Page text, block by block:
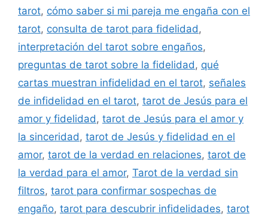
tarot, cómo saber si mi pareja me engaña con el
tarot, consulta de tarot para fidelidad,
interpretación del tarot sobre engaños,
preguntas de tarot sobre la fidelidad, qué
cartas muestran infidelidad en el tarot, señales
de infidelidad en el tarot, tarot de Jesús para el
amor y fidelidad, tarot de Jesús para el amor y
la sinceridad, tarot de Jesús y fidelidad en el
amor, tarot de la verdad en relaciones, tarot de
la verdad para el amor, Tarot de la verdad sin
filtros, tarot para confirmar sospechas de
engaño, tarot para descubrir infidelidades, tarot